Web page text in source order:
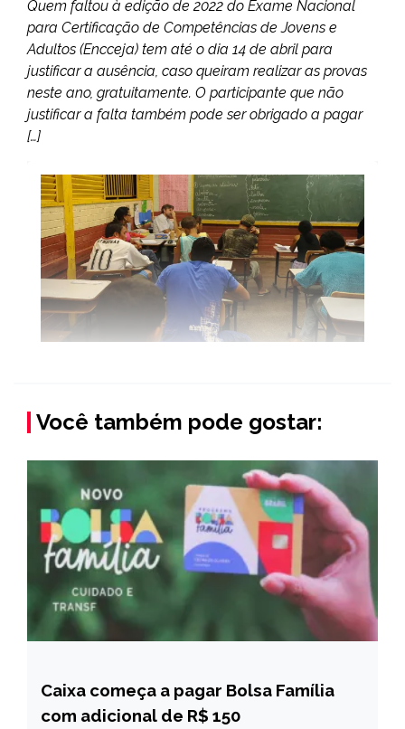
Quem faltou à edição de 2022 do Exame Nacional
para Certificação de Competências de Jovens e
Adultos (Encceja) tem até o dia 14 de abril para
justificar a ausência, caso queiram realizar as provas
neste ano, gratuitamente. O participante que não
justificar a falta também pode ser obrigado a pagar
[…]
Você também pode gostar:
BRASIL
NOTÍCIAS
Caixa começa a pagar Bolsa Família
com adicional de R$ 150